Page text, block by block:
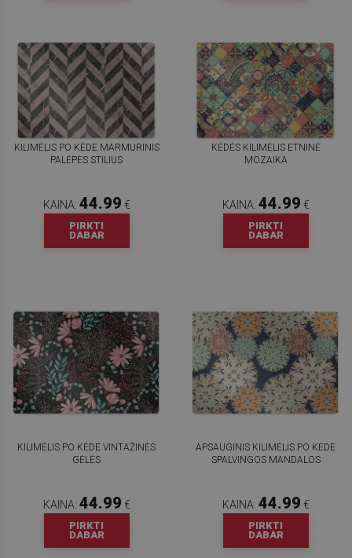
KILIMĖLIS PO KĖDE MARMURINIS
PALĖPĖS STILIUS
KAINA: 44.99 €
PIRKTI
DABAR
KĖDĖS KILIMĖLIS ETNINĖ
MOZAIKA
KAINA: 44.99 €
PIRKTI
DABAR
KILIMĖLIS PO KĖDE VINTAŽINĖS
GĖLĖS
KAINA: 44.99 €
PIRKTI
DABAR
APSAUGINIS KILIMĖLIS PO KĖDE
SPALVINGOS MANDALOS
KAINA: 44.99 €
PIRKTI
DABAR